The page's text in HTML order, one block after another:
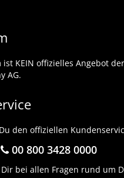
ist KEIN offizielles Angebot
AG.
den offiziellen
00 800 3428 0000
Dir bei allen Fragen rund um